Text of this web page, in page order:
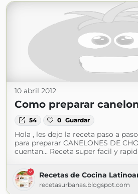
10 abril 2012
Como preparar
54 0 Guardar
Hola , les dejo la receta paso a
para preparar CANELONES DE
cuentan... Receta super facil y
Recetas de Cocina
recetasurbanas.blogspot.com